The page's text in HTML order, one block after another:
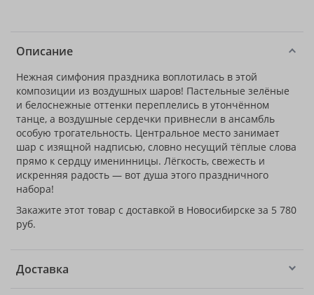
Описание
Нежная симфония праздника воплотилась в этой
композиции из воздушных шаров! Пастельные зелёные
и белоснежные оттенки переплелись в утончённом
танце, а воздушные сердечки привнесли в ансамбль
особую трогательность. Центральное место занимает
шар с изящной надписью, словно несущий тёплые слова
прямо к сердцу именинницы. Лёгкость, свежесть и
искренняя радость — вот душа этого праздничного
набора!
Закажите этот товар с доставкой в Новосибирске за 5 780
руб.
Доставка